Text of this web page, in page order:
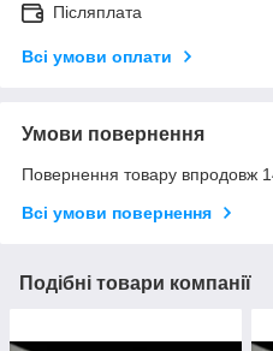
Післяплата
Всі умови оплати
Умови повернення
Повернення товару впродовж
Всі умови повернення
Подібні товари компанії